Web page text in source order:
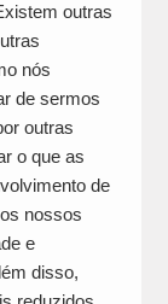
outras
nós
de sermos
outras
o que as
de
nossos
e
disso,